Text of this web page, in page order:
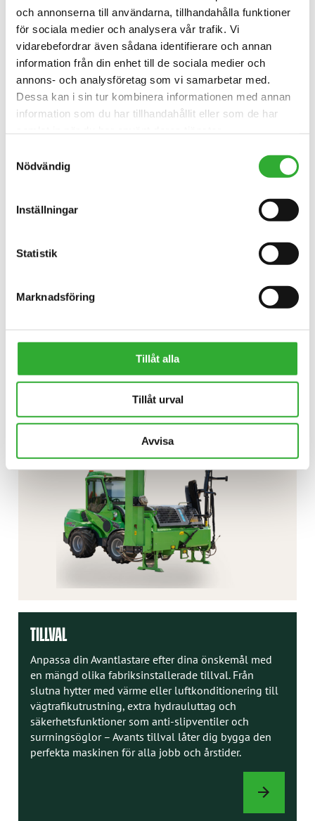
och annonserna till användarna, tillhandahålla funktioner
för sociala medier och analysera vår trafik. Vi
vidarebefordrar även sådana identifierare och annan
information från din enhet till de sociala medier och
annons- och analysföretag som vi samarbetar med.
Dessa kan i sin tur kombinera informationen med annan
information som du har tillhandahållit eller som de har
Nödvändig
Inställningar
Statistik
Marknadsföring
Tillåt alla
Tillåt urval
Avvisa
TILLVAL
Anpassa din Avantlastare efter dina önskemål med
en mängd olika fabriksinstallerade tillval. Från
slutna hytter med värme eller luftkonditionering till
vägtrafikutrustning, extra hydrauluttag och
säkerhetsfunktioner som anti-slipventiler och
surrningsöglor – Avants tillval låter dig bygga den
perfekta maskinen för alla jobb och årstider.
TILLVAL